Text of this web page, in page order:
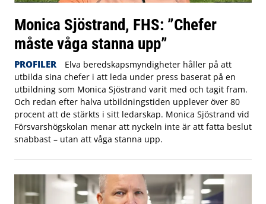
Monica Sjöstrand, FHS: ”Chefer
måste våga stanna upp”
PROFILER
Elva beredskapsmyndigheter håller på att
utbilda sina chefer i att leda under press baserat på en
utbildning som Monica Sjöstrand varit med och tagit fram.
Och redan efter halva utbildningstiden upplever över 80
procent att de stärkts i sitt ledarskap. Monica Sjöstrand vid
Försvarshögskolan menar att nyckeln inte är att fatta beslut
snabbast – utan att våga stanna upp.